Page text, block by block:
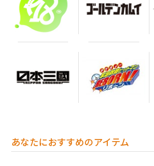
あなたにおすすめのアイテム